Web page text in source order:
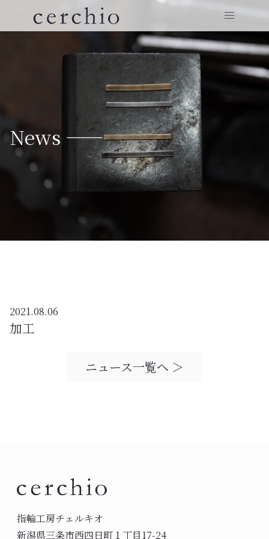
News ——
2021.08.06
加工
ニュース一覧へ ＞
指輪工房チェルキオ
新潟県三条市西四日町１丁目17-24